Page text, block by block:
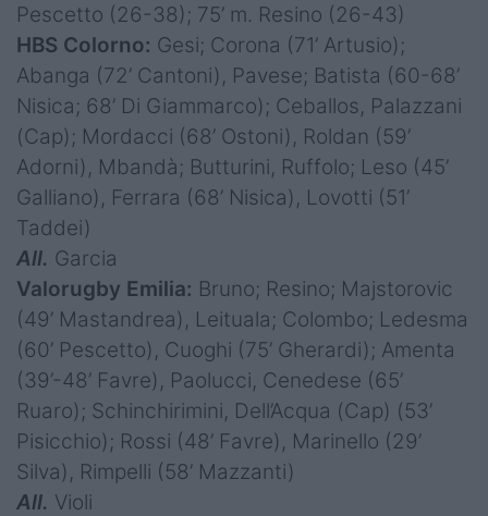
Pescetto (26-38); 75’ m. Resino (26-43)
HBS Colorno: Gesi; Corona (71’ Artusio);
Abanga (72’ Cantoni), Pavese; Batista (60-68’
Nisica; 68’ Di Giammarco); Ceballos, Palazzani
(Cap); Mordacci (68’ Ostoni), Roldan (59’
Adorni), Mbandà; Butturini, Ruffolo; Leso (45’
Galliano), Ferrara (68’ Nisica), Lovotti (51’
Taddei)
All. Garcia
Valorugby Emilia: Bruno; Resino; Majstorovic
(49’ Mastandrea), Leituala; Colombo; Ledesma
(60’ Pescetto), Cuoghi (75’ Gherardi); Amenta
(39’-48’ Favre), Paolucci, Cenedese (65’
Ruaro); Schinchirimini, Dell’Acqua (Cap) (53’
Pisicchio); Rossi (48’ Favre), Marinello (29’
Silva), Rimpelli (58’ Mazzanti)
All. Violi